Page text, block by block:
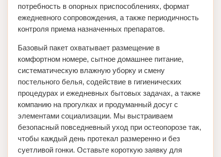
потребность в опорных приспособлениях, формат
ежедневного сопровождения, а также периодичность
контроля приема назначенных препаратов.
Базовый пакет охватывает размещение в
комфортном номере, сытное домашнее питание,
систематическую влажную уборку и смену
постельного белья, содействие в гигиенических
процедурах и ежедневных бытовых задачах, а также
компанию на прогулках и продуманный досуг с
элементами социализации. Мы выстраиваем
безопасный повседневный уход при остеопорозе так,
чтобы каждый день протекал размеренно и без
суетливой гонки. Оставьте короткую заявку для